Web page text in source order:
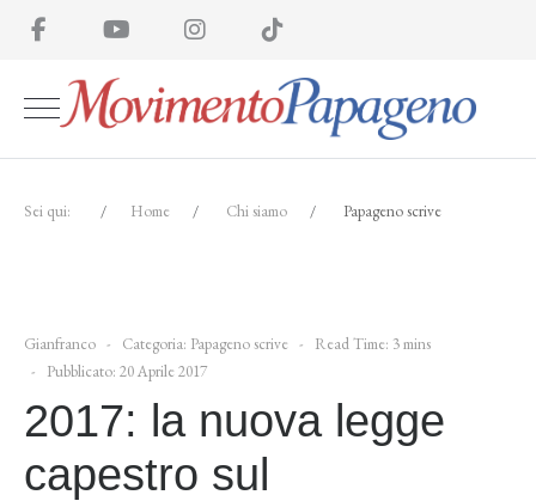
Sei qui: Home Chi siamo Papageno scrive
Gianfranco Categoria: Papageno scrive
Read Time: 3 mins
Pubblicato: 20 Aprile 2017
2017: la nuova legge
capestro sul